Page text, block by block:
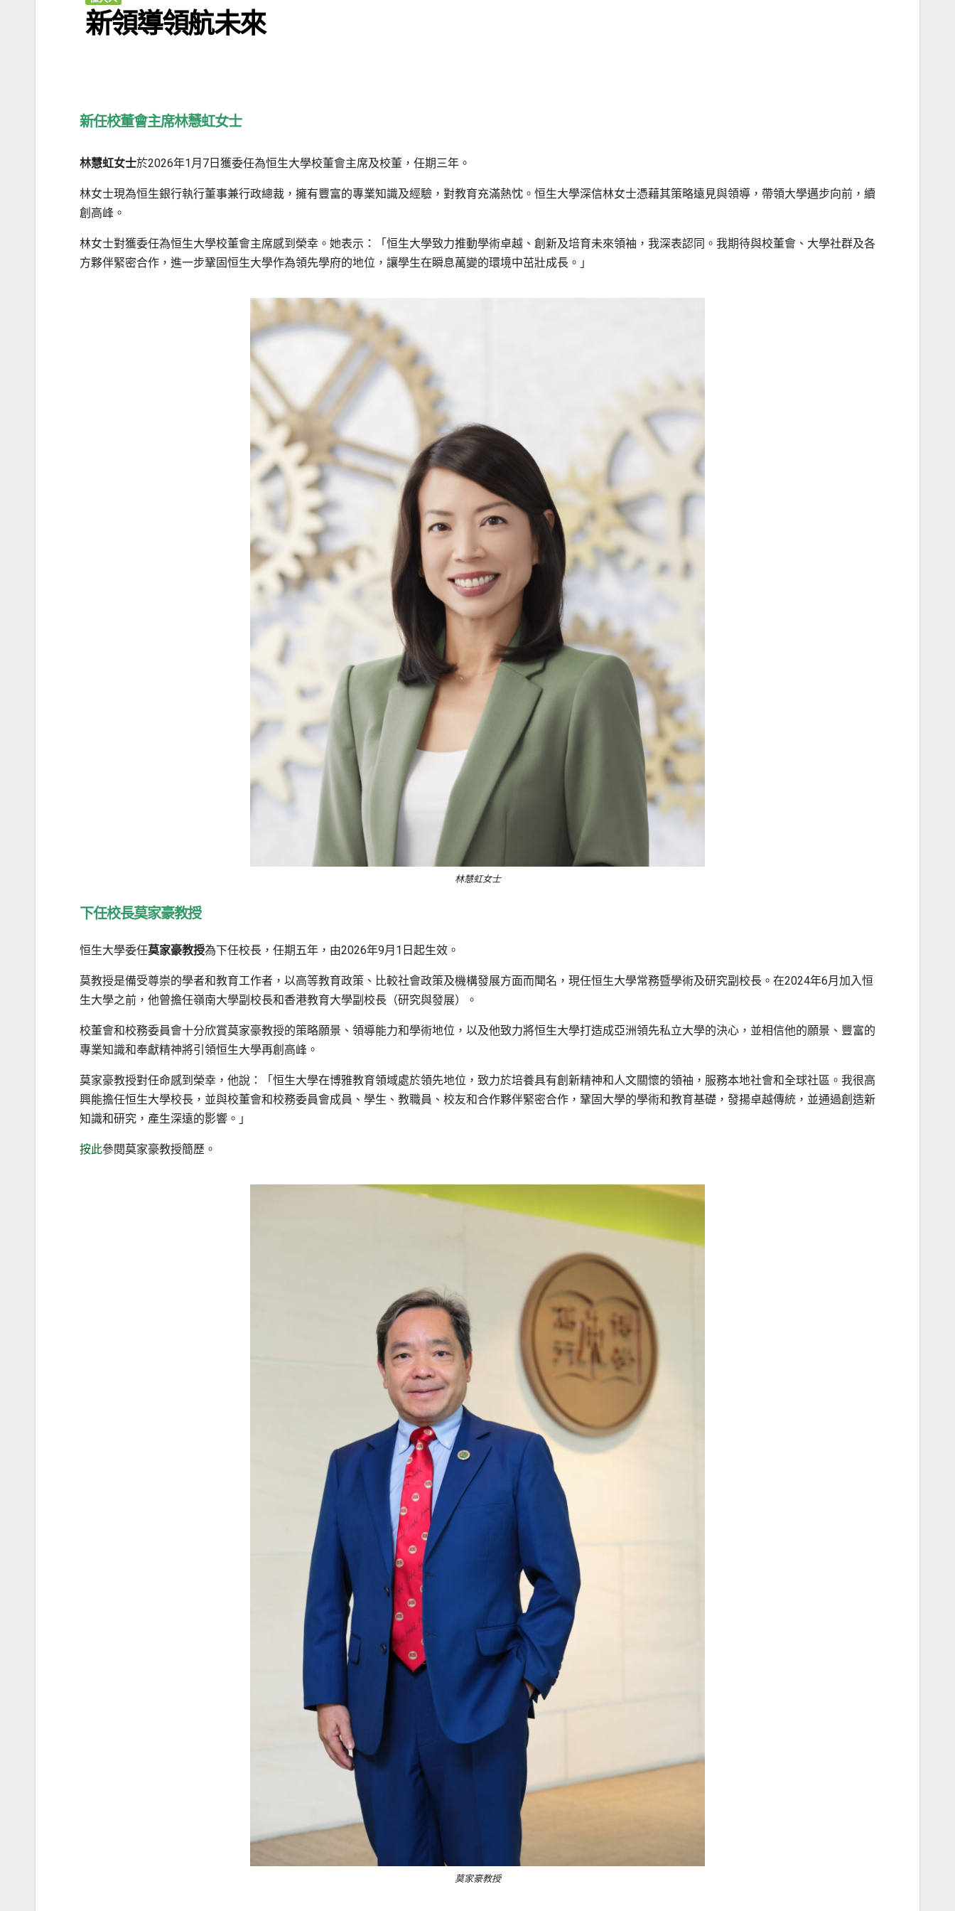
新領導領航未來
新任校董會主席林慧虹女士
林慧虹女士於2026年1月7日獲委任為恒生大學校董會主席及校董，任期三年。
林女士現為恒生銀行執行董事兼行政總裁，擁有豐富的專業知識及經驗，對教育充滿熱忱。恒生大學深信林女士憑藉其策略遠見與領導，帶領大學邁步向前，續
創高峰。
林女士對獲委任為恒生大學校董會主席感到榮幸。她表示：「恒生大學致力推動學術卓越、創新及培育未來領袖，我深表認同。我期待與校董會、大學社群及各
方夥伴緊密合作，進一步鞏固恒生大學作為領先學府的地位，讓學生在瞬息萬變的環境中茁壯成長。」
林慧虹女士
下任校長莫家豪教授
恒生大學委任莫家豪教授為下任校長，任期五年，由2026年9月1日起生效。
莫教授是備受尊崇的學者和教育工作者，以高等教育政策、比較社會政策及機構發展方面而聞名，現任恒生大學常務暨學術及研究副校長。在2024年6月加入恒
生大學之前，他曾擔任嶺南大學副校長和香港教育大學副校長（研究與發展）。
校董會和校務委員會十分欣賞莫家豪教授的策略願景、領導能力和學術地位，以及他致力將恒生大學打造成亞洲領先私立大學的決心，並相信他的願景、豐富的
專業知識和奉獻精神將引領恒生大學再創高峰。
莫家豪教授對任命感到榮幸，他說：「恒生大學在博雅教育領域處於領先地位，致力於培養具有創新精神和人文關懷的領袖，服務本地社會和全球社區。我很高
興能擔任恒生大學校長，並與校董會和校務委員會成員、學生、教職員、校友和合作夥伴緊密合作，鞏固大學的學術和教育基礎，發揚卓越傳統，並通過創造新
知識和研究，產生深遠的影響。」
按此參閱莫家豪教授簡歷。
莫家豪教授